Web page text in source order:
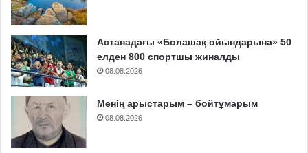
Астанадағы «Болашақ ойындарына» 50
елден 800 спортшы жиналды
08.08.2026
Менің арыстарым – бойтұмарым
08.08.2026